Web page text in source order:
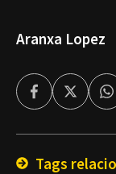
Aranxa Lopez
FacebookTwitter
Tags